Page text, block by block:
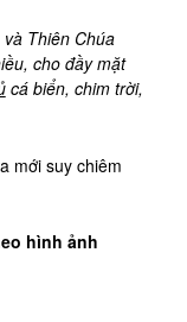
Thiên Chúa
cho đầy mặt
cá biển, chim trời,
mới suy chiêm
hình ảnh